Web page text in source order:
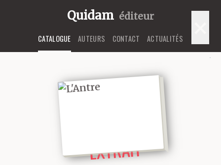
Quidam éditeur
CATALOGUE AUTEURS CONTACT ACTUALITÉS
EXTRAIT